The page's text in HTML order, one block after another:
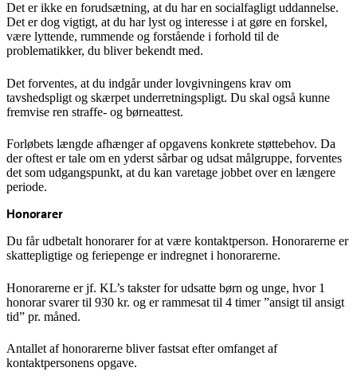
Det er ikke en forudsætning, at du har en socialfagligt uddannelse.
Det er dog vigtigt, at du har lyst og interesse i at gøre en forskel,
være lyttende, rummende og forstående i forhold til de
problematikker, du bliver bekendt med.
Det forventes, at du indgår under lovgivningens krav om
tavshedspligt og skærpet underretningspligt. Du skal også kunne
fremvise ren straffe- og børneattest.
Forløbets længde afhænger af opgavens konkrete støttebehov. Da
der oftest er tale om en yderst sårbar og udsat målgruppe, forventes
det som udgangspunkt, at du kan varetage jobbet over en længere
periode.
Honorarer
Du får udbetalt honorarer for at være kontaktperson. Honorarerne er
skattepligtige og feriepenge er indregnet i honorarerne.
Honorarerne er jf. KL’s takster for udsatte børn og unge, hvor 1
honorar svarer til 930 kr. og er rammesat til 4 timer ”ansigt til ansigt
tid” pr. måned.
Antallet af honorarerne bliver fastsat efter omfanget af
kontaktpersonens opgave.